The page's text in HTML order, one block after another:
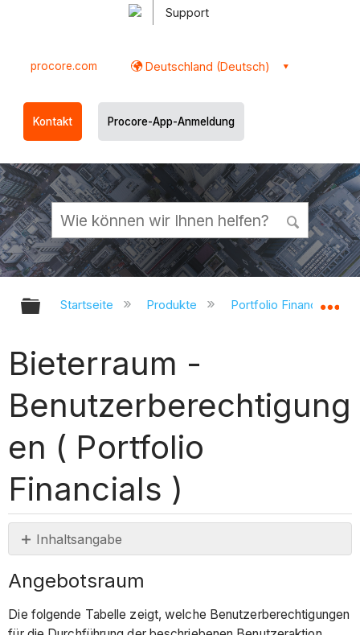
Support
procore.com Deutschland (Deutsch)
Kontakt Procore-App-Anmeldung
Globale Hierarchie auf- und
Startseite Produkte Portfolio Financials
Bieterraum -
Benutzerberechtigung
en ( Portfolio
Financials )
Inhaltsangabe
Angebotsraum
Die folgende Tabelle zeigt, welche Benutzerberechtigungen